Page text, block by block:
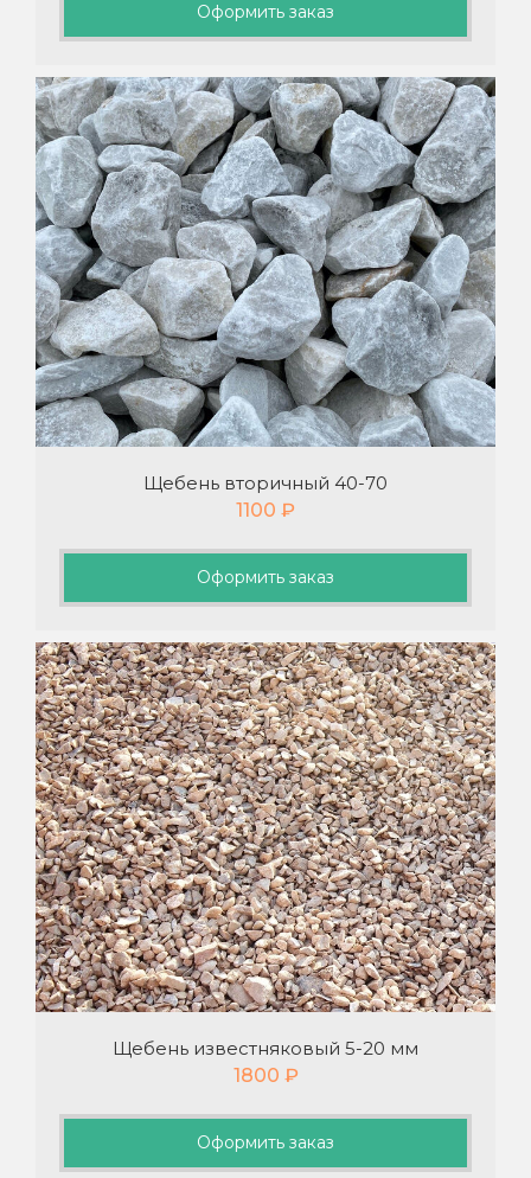
Оформить заказ
Щебень вторичный 40-70
1100 ₽
Оформить заказ
Щебень известняковый 5-20 мм
1800 ₽
Оформить заказ